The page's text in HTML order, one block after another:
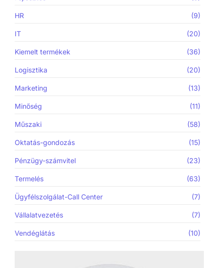
HR (9)
IT (20)
Kiemelt termékek (36)
Logisztika (20)
Marketing (13)
Minőség (11)
Műszaki (58)
Oktatás-gondozás (15)
Pénzügy-számvitel (23)
Termelés (63)
Ügyfélszolgálat-Call Center (7)
Vállalatvezetés (7)
Vendéglátás (10)